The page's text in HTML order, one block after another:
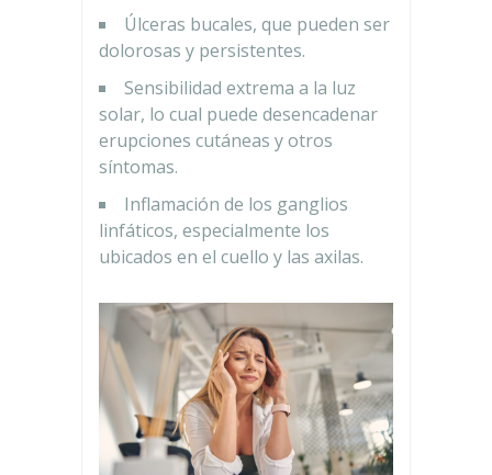
Úlceras bucales, que pueden ser
dolorosas y persistentes.
Sensibilidad extrema a la luz
solar, lo cual puede desencadenar
erupciones cutáneas y otros
síntomas.
Inflamación de los ganglios
linfáticos, especialmente los
ubicados en el cuello y las axilas.